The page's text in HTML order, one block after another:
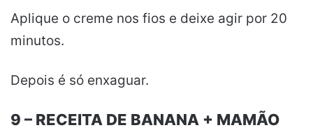
Aplique o creme nos fios e deixe agir por 20
minutos.
Depois é só enxaguar.
9 – RECEITA DE BANANA + MAMÃO